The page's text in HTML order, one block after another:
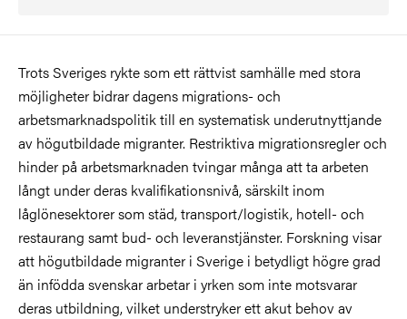
Trots Sveriges rykte som ett rättvist samhälle med stora
möjligheter bidrar dagens migrations- och
arbetsmarknadspolitik till en systematisk underutnyttjande
av högutbildade migranter. Restriktiva migrationsregler och
hinder på arbetsmarknaden tvingar många att ta arbeten
långt under deras kvalifikationsnivå, särskilt inom
låglönesektorer som städ, transport/logistik, hotell- och
restaurang samt bud- och leveranstjänster. Forskning visar
att högutbildade migranter i Sverige i betydligt högre grad
än infödda svenskar arbetar i yrken som inte motsvarar
deras utbildning, vilket understryker ett akut behov av